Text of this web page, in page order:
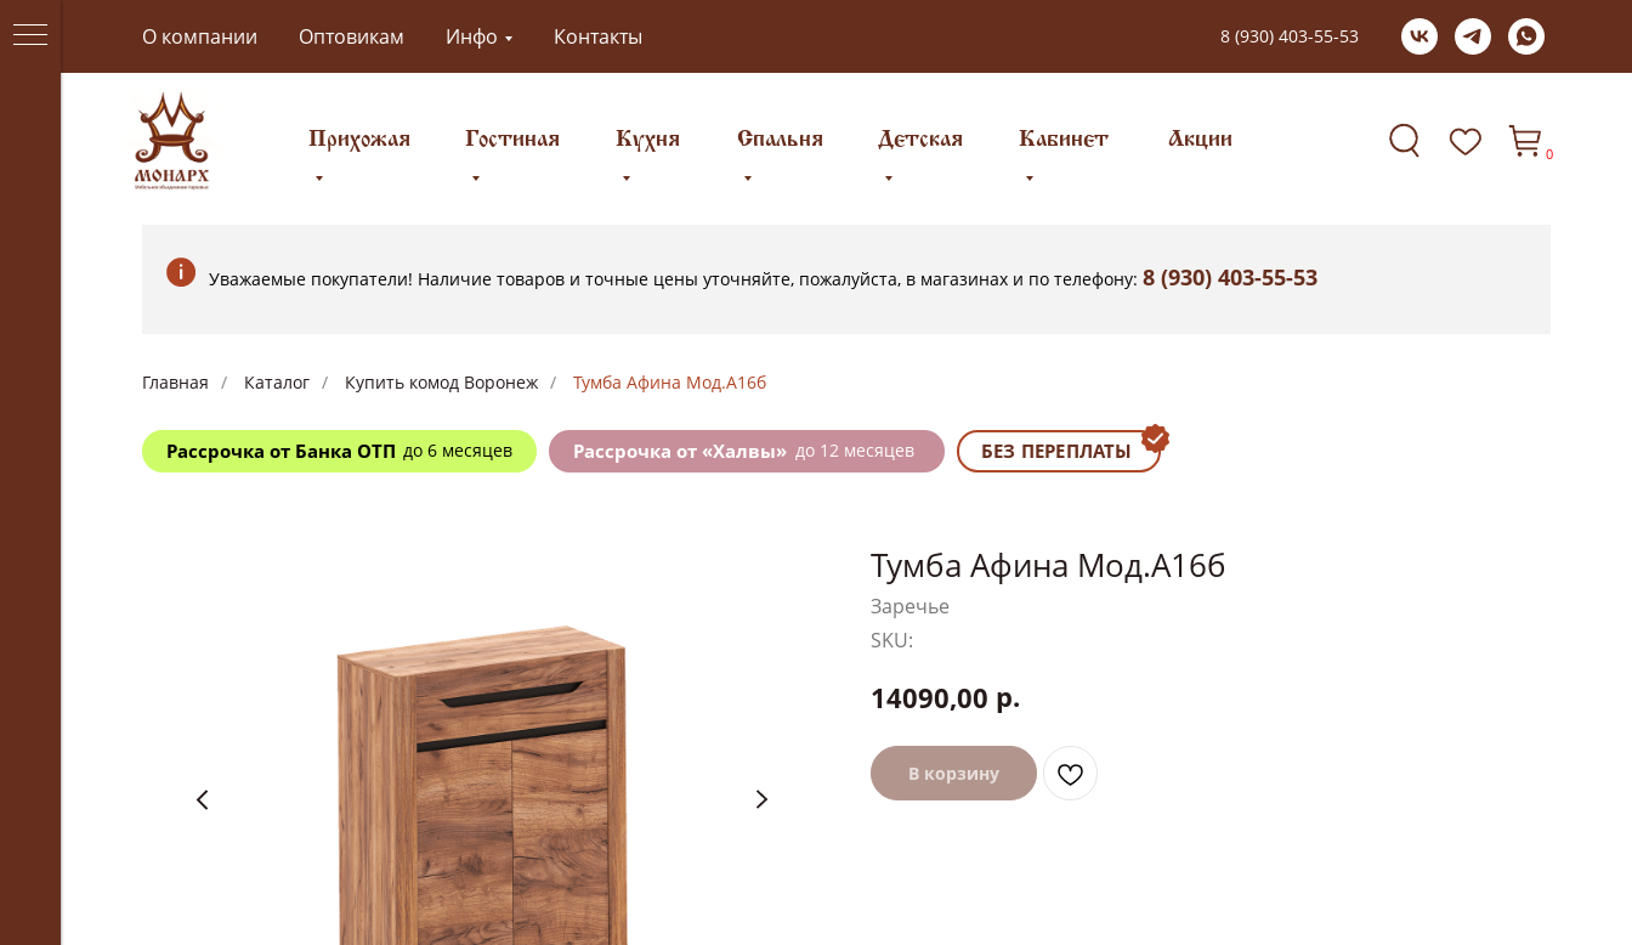
О компании Оптовикам Инфо Контакты 8 (930) 403-55-53
Прихожая Гостиная Кухня Спальня Детская Кабинет Акции
0
Уважаемые покупатели! Наличие товаров и точные цены уточняйте, пожалуйста, в магазинах и по телефону: 8 (930) 403-55-53
Главная / Каталог / Купить комод Воронеж / Тумба Афина Мод.А16б
Рассрочка от Банка ОТП Рассрочка от «Халвы»
до 6 месяцев до 12 месяцев БЕЗ ПЕРЕПЛАТЫ
Тумба Афина Мод.А16б
Заречье
SKU:
14090,00 р.
В корзину